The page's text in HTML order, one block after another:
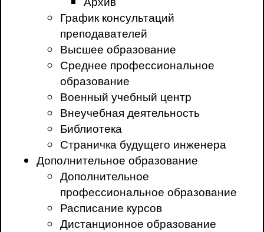
График консультаций
преподавателей
Высшее образование
Среднее профессиональное
образование
Военный учебный центр
Внеучебная деятельность
Библиотека
Страничка будущего инженера
Дополнительное образование
Дополнительное
профессиональное образование
Расписание курсов
Дистанционное образование